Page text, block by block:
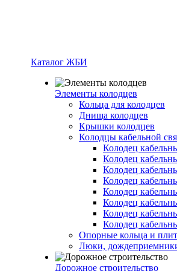
Каталог ЖБИ
Элементы колодцев
Кольца для колодцев
Днища колодцев
Крышки колодцев
Колодцы кабельной
Колодец
Колодец
Колодец
Колодец
Колодец
Колодец
Колодец
Колодец
Опорные кольца и
Люки,
Дорожное строительство